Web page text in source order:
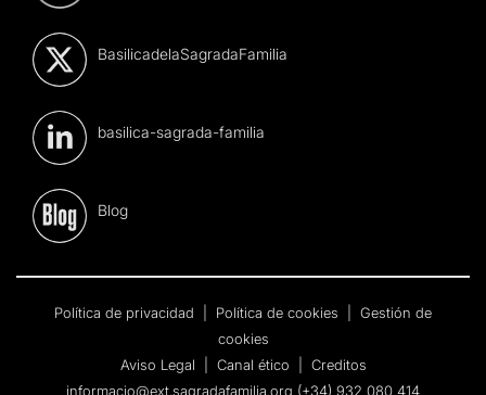
BasilicadelaSagradaFamilia
basilica-sagrada-familia
Blog
Política de privacidad Política de cookies
Gestión de
cookies
Aviso Legal
Canal ético
Creditos
informacio@ext.sagradafamilia.org (+34) 932 080 414